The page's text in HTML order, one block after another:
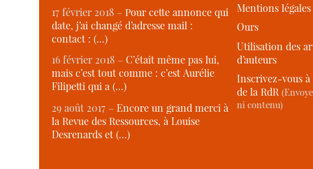
17 février 2018 –Pour cette annonce qui
date, j’ai changé d’adresse mail :
contact : (…)
16 février 2018 –C’était même pas lui,
mais c’est tout comme : c’est Aurélie
Filipetti qui a (…)
29 août 2017 –Encore un grand merci à
la Revue des Ressources, à Louise
Desrenards et (…)
Mentions légales
Ours
Utilisation des
d’auteurs
Inscrivez-vous
de la RdR
ni contenu)